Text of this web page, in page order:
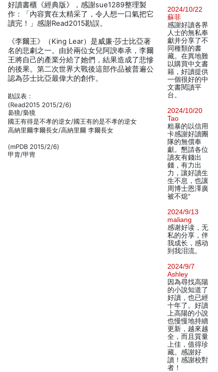
好讀書櫃《經典版》，感謝sue1289整理製
作：「內容實在太精采了，令人想一口氣把它
讀完！」感謝Read2015勘誤。
《李爾王》（King Lear）是威廉·莎士比亞著
名的悲劇之一。由於兩位女兒阿諛奉承，李爾
王將自己的產業分給了她們，結果造成了悲慘
的後果。第二次世界大戰後這部作品被普遍公
認為莎士比亞最偉大的創作。
勘誤表：
(Read2015 2015/2/6)
裊獍/梟獍
國王有得是不孝的逆女/國王有的是不孝的逆女
高納里爾李爾長女/高納里爾 李爾長女
(mPDB 2015/2/6)
甲胄/甲冑
2024/10/22
蘇菲
感謝好讀各界
人士的無私奉
獻并分享了不
同種類的書
藏。在異地難
以購買中文書
籍，好讀提供
一個很好的中
文書閱讀平
台。
2024/10/20
Tao
粗暴的以信用
卡感謝好讀團
隊的無償奉
獻。懇請各位
讀友有錢出
錢，有力出
力，讓好讀生
生不息，也讓
周博士恩澤廣
被不熄°
2024/9/13
maliang
感谢好读，无
私的分享，伴
我成长，感动
到我泪流。
2024/9/7
Ashley
因為尋找高陽
的小說知道了
好讀，也已經
十年了。好讀
上高陽的小說
也慢慢地持續
更新，越來越
全，而且質量
上佳，值得珍
藏。感謝好
讀！感謝校對
者！